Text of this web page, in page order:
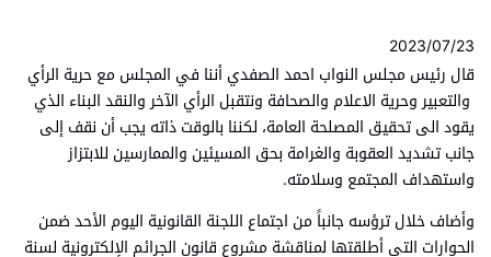
2023/07/23
قال رئيس مجلس النواب احمد الصفدي أننا في المجلس مع حرية الرأي
والتعبير وحرية الاعلام والصحافة ونتقبل الرأي الآخر والنقد البناء الذي
يقود الى تحقيق المصلحة العامة، لكننا بالوقت ذاته يجب أن نقف إلى
جانب تشديد العقوبة والغرامة بحق المسيئين والممارسين للابتزاز
واستهداف المجتمع وسلامته.
وأضاف خلال ترؤسه جانباً من اجتماع اللجنة القانونية اليوم الأحد ضمن
الحوارات التي أطلقتها لمناقشة مشروع قانون الجرائم الإلكترونية لسنة